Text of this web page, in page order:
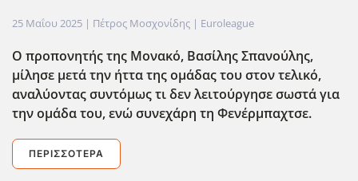
25 Μαΐου 2025 | Πέτρος Μοσχονίδης | Euroleague
Ο προπονητής της Μονακό, Βασίλης Σπανούλης,
μίλησε μετά την ήττα της ομάδας του στον τελικό,
αναλύοντας συντόμως τι δεν λειτούργησε σωστά για
την ομάδα του, ενώ συνεχάρη τη Φενέρμπαχτσε.
ΠΕΡΙΣΣΌΤΕΡΑ